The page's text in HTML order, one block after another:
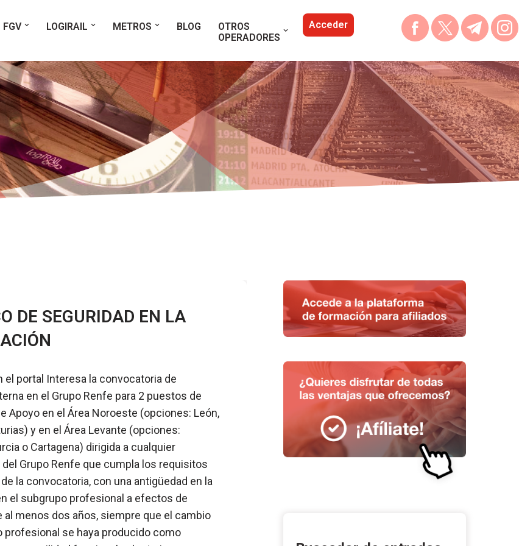
FGV LOGIRAIL METROS BLOG
OTROS
OPERADORES
Acceder
DE SEGURIDAD EN LA
el portal Interesa la convocatoria de
en el Grupo Renfe para 2 puestos de
Apoyo en el Área Noroeste (opciones: León,
y en el Área Levante (opciones:
o Cartagena) dirigida a cualquier
Grupo Renfe que cumpla los requisitos
la convocatoria, con una antigüedad en la
el subgrupo profesional a efectos de
al menos dos años, siempre que el cambio
profesional se haya producido como